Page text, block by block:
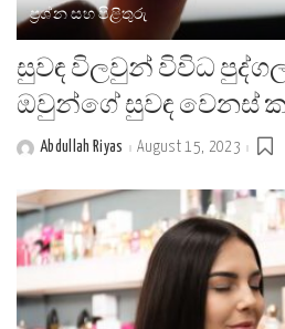
ප්‍රශ්න සහ පිළිතුරු
සුවඳ විලවුන් විවිධ
ඔවුන්ගේ සුවඳ වෙනස්
PostedAbdullah Riyas August 15, 2023